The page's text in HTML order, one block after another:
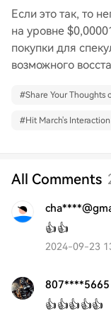
Если это так, то
на уровне
покупки для
возможного
#Share Your Thoughts
#Hit March's
All Comments
👍👍
2024-09-23
807****5665
👍👍👍👍👍